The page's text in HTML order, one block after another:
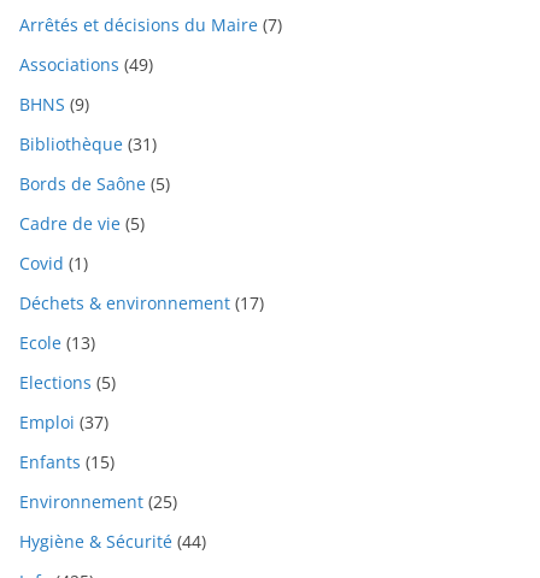
Arrêtés et décisions du Maire (7)
Associations (49)
BHNS (9)
Bibliothèque (31)
Bords de Saône (5)
Cadre de vie (5)
Covid (1)
Déchets & environnement (17)
Ecole (13)
Elections (5)
Emploi (37)
Enfants (15)
Environnement (25)
Hygiène & Sécurité (44)